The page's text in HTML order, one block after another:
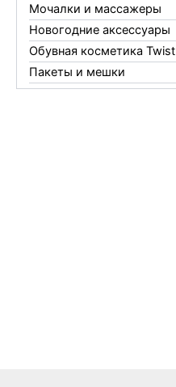
Мочалки и массажеры
Новогодние аксессуары
Обувная косметика Twist
Пакеты и мешки
Перчатки